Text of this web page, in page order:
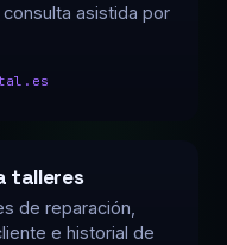
asistida por
talleres
de reparación,
e historial de